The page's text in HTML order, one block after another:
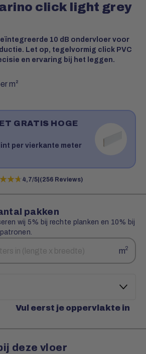
click light grey
10 dB ondervloer voor
Let op, tegelvormig click PVC
en ervaring bij het leggen.
m²
GRATIS HOGE
per vierkante meter
4,7/5 (256 Reviews)
pakken
wij 5% bij rechte planken en 10% bij
m2
Vul eerst je oppervlakte in
deze vloer